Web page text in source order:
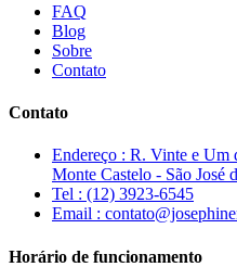
FAQ
Blog
Sobre
Contato
Contato
Endereço : R. Vinte e Um
Monte Castelo - São José
Tel : (12) 3923-6545
Email :
Horário de funcionamento